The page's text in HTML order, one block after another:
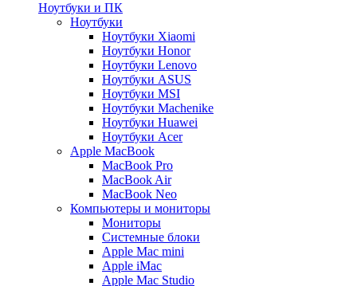
Ноутбуки и ПК
Ноутбуки
Ноутбуки Xiaomi
Ноутбуки Honor
Ноутбуки Lenovo
Ноутбуки ASUS
Ноутбуки MSI
Ноутбуки Machenike
Ноутбуки Huawei
Ноутбуки Acer
Apple MacBook
MacBook Pro
MacBook Air
MacBook Neo
Компьютеры и мониторы
Мониторы
Системные блоки
Apple Mac mini
Apple iMac
Apple Mac Studio